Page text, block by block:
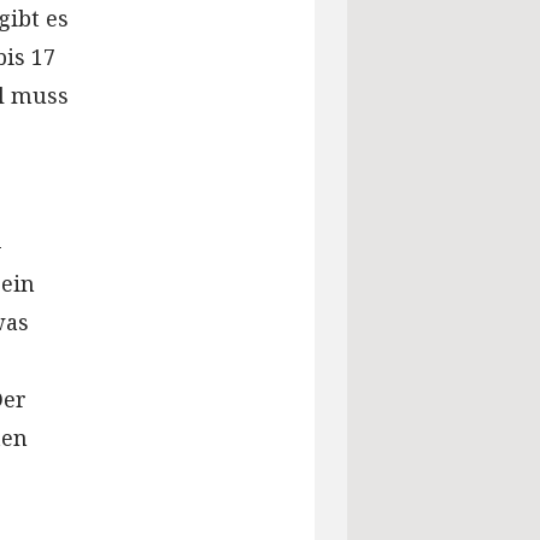
es
17
muss